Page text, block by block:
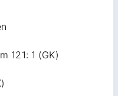
121: 1 (GK)